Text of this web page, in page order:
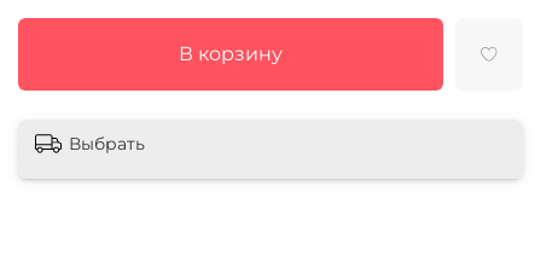
В корзину
Выбрать